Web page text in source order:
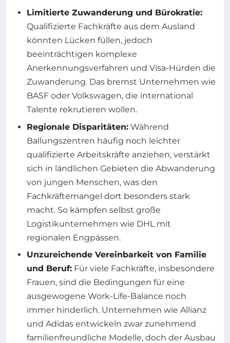
Limitierte Zuwanderung und Bürokratie:
Qualifizierte Fachkräfte aus dem Ausland
könnten Lücken füllen, jedoch
beeinträchtigen komplexe
Anerkennungsverfahren und Visa-Hürden die
Zuwanderung. Das bremst Unternehmen wie
BASF oder Volkswagen, die international
Talente rekrutieren wollen.
Regionale Disparitäten: Während
Ballungszentren häufig noch leichter
qualifizierte Arbeitskräfte anziehen, verstärkt
sich in ländlichen Gebieten die Abwanderung
von jungen Menschen, was den
Fachkräftemangel dort besonders stark
macht. So kämpfen selbst große
Logistikunternehmen wie DHL mit
regionalen Engpässen.
Unzureichende Vereinbarkeit von Familie
und Beruf: Für viele Fachkräfte, insbesondere
Frauen, sind die Bedingungen für eine
ausgewogene Work-Life-Balance noch
immer hinderlich. Unternehmen wie Allianz
und Adidas entwickeln zwar zunehmend
familienfreundliche Modelle, doch der Ausbau